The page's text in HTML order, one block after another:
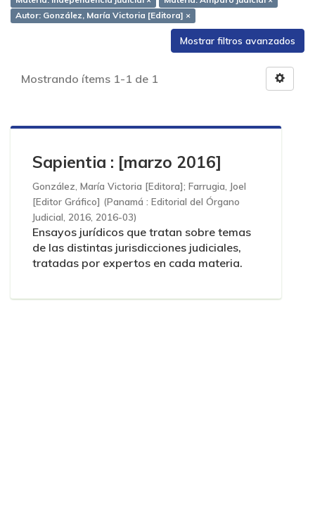
Autor: González, María Victoria [Editora] ×
Mostrar filtros avanzados
Mostrando ítems 1-1 de 1
Sapientia : [marzo 2016]
González, María Victoria [Editora]; Farrugia, Joel
[Editor Gráfico] (Panamá : Editorial del Órgano
Judicial, 2016 2016-03)
Ensayos jurídicos que tratan sobre temas
de las distintas jurisdicciones judiciales,
tratadas por expertos en cada materia.